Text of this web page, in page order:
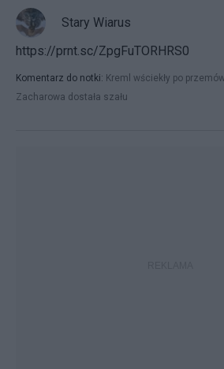
Stary Wiarus
https://prnt.sc/ZpgFuTORHRS0
Komentarz do notki: Kreml wściekły po
Zacharowa dostała szału